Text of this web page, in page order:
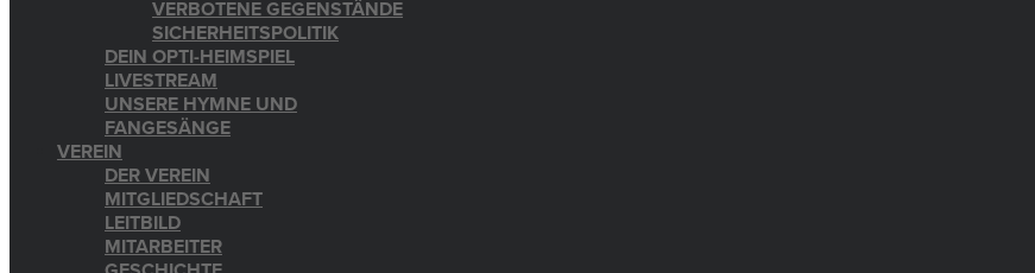
VERBOTENE GEGENSTÄNDE
SICHERHEITSPOLITIK
DEIN OPTI-HEIMSPIEL
LIVESTREAM
UNSERE HYMNE UND
FANGESÄNGE
VEREIN
DER VEREIN
MITGLIEDSCHAFT
LEITBILD
MITARBEITER